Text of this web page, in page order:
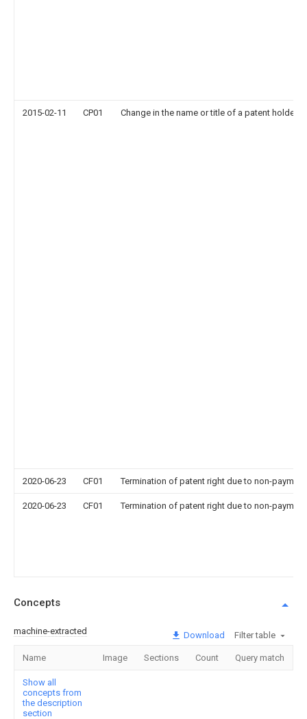
2015-02-11 CP01 Change in the name or title of a patent holder
2020-06-23 CF01 Termination of patent right due to non-
2020-06-23 CF01 Termination of patent right due to non-
Concepts
machine-extracted Download Filter table
Name Image Sections Count Query match
Show all
concepts from
the description
section